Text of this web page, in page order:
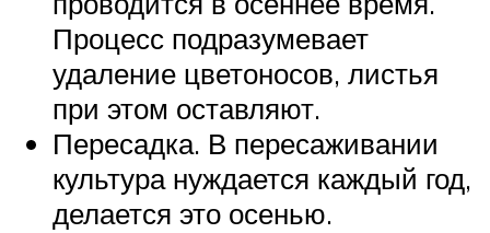
Процесс подразумевает
удаление цветоносов, листья
при этом оставляют.
Пересадка. В пересаживании
культура нуждается каждый год,
делается это осенью.